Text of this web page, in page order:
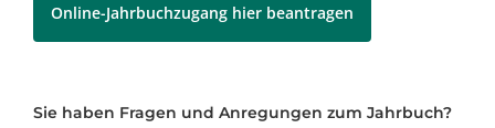
Online-Jahrbuchzugang hier beantragen
Sie haben Fragen und Anregungen zum Jahrbuch?